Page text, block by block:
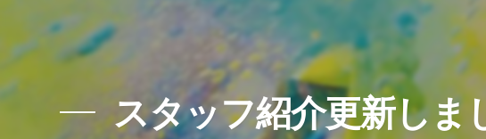
屋根塗装
防水塗装
スタッフ紹介更新しま